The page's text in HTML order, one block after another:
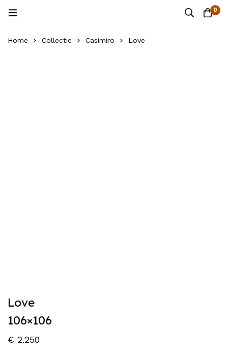
0
Home Collectie Casimiro Love
Love
106×106
€ 2.250